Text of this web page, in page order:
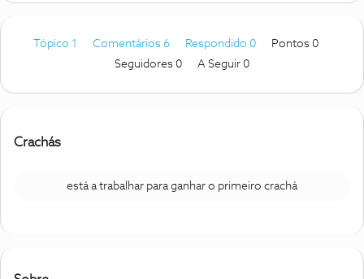
Tópico 1 Comentários 6 Respondido 0
Pontos 0
Seguidores 0 A Seguir 0
Crachás
está a trabalhar para ganhar o primeiro crachá